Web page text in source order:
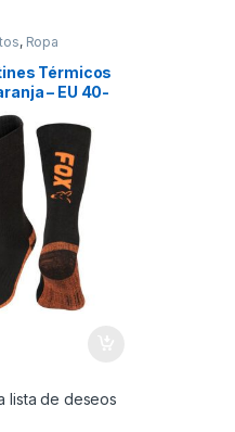
, Ropa
Térmicos
– EU 40-
lista de deseos